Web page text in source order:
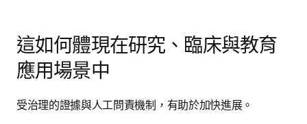
這如何體現在研究、臨床與教育
應用場景中
受治理的證據與人工問責機制，有助於加快進展。